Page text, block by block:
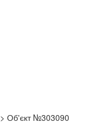
Об'єкт №303090